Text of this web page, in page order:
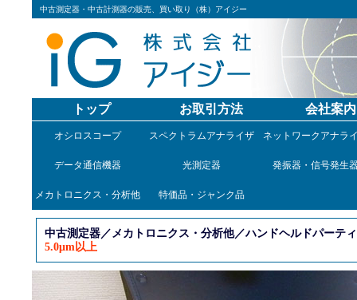
中古測定器・中古計測器の販売、買い取り（株）アイジー
トップ お取引方法 会社案内
オシロスコープ スペクトラムアナライザ ネットワークアナラ
データ通信機器 光測定器 発振器・信号発生
メカトロニクス・分析他 特価品・ジャンク品
中古測定器／メカトロニクス・分析他／ハンドヘルドパーテ
5.0μm以上